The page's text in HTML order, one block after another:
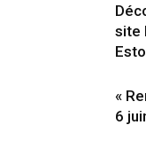
site
«
6